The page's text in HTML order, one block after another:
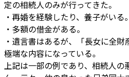
定の相続人のみが行ってきた。
・再婚を経験したり、養子がいる。
・多額の借金がある。
・遺言書はあるが、「長女に全
極端な内容になっている。
上記は一部の例であり、相続人の